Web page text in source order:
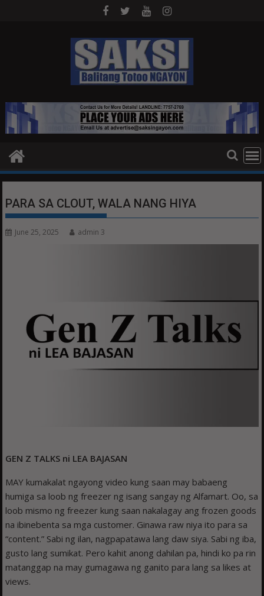
PARA SA CLOUT, WALA NANG HIYA
June 25, 2025 admin 3
GEN Z TALKS ni LEA BAJASAN
MAY kumakalat ngayong video kung saan may babaeng
humiga sa loob ng freezer ng isang sangay ng Alfamart. Oo, sa
loob mismo ng freezer kung saan nakalagay ang frozen goods
na ibinebenta sa mga customer. Ginawa raw niya ito para sa
“content.” Sabi ng ilan, nagpapatawa lang daw siya. Sabi ng iba,
gusto lang sumikat. Pero kahit anong dahilan pa, hindi ko pa rin
matanggap na may gumagawa ng ganito para lang sa likes at
views.